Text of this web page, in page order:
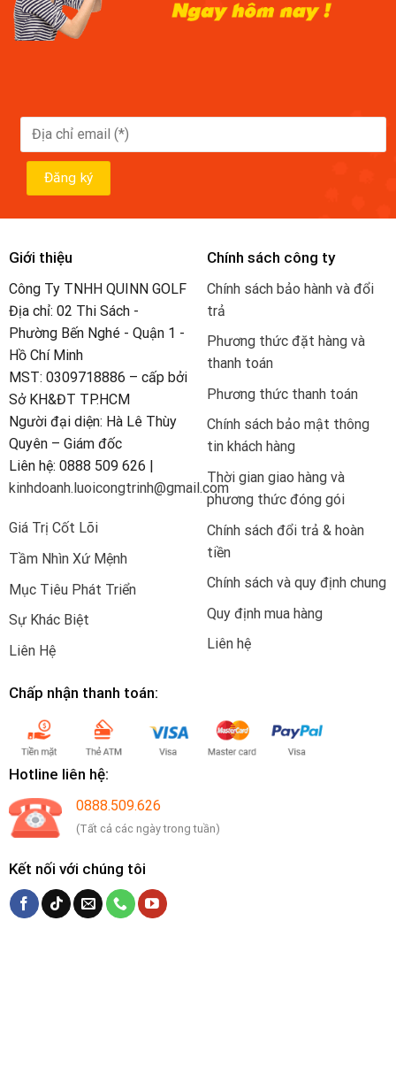
Giới thiệu
Công Ty TNHH QUINN GOLF
Địa chỉ: 02 Thi Sách -
Phường Bến Nghé - Quận 1 -
Hồ Chí Minh
MST: 0309718886 – cấp bởi
Sở KH&ĐT TP.HCM
Người đại diện: Hà Lê Thùy
Quyên – Giám đốc
Liên hệ: 0888 509 626 |
kinhdoanh.luoicongtrinh@gmail.com
Giá Trị Cốt Lõi
Tầm Nhìn Xứ Mệnh
Mục Tiêu Phát Triển
Sự Khác Biệt
Liên Hệ
Chính sách công ty
Chính sách bảo hành và đổi
trả
Phương thức đặt hàng và
thanh toán
Phương thức thanh toán
Chính sách bảo mật thông
tin khách hàng
Thời gian giao hàng và
phương thức đóng gói
Chính sách đổi trả & hoàn
tiền
Chính sách và quy định chung
Quy định mua hàng
Liên hệ
Chấp nhận thanh toán:
Hotline liên hệ:
0888.509.626
(Tất cả các ngày trong tuần)
Kết nối với chúng tôi